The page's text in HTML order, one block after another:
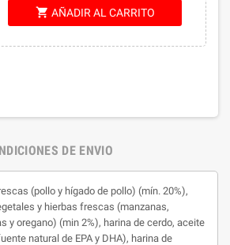
shopping_cart AÑADIR AL CARRITO
DE ENVIO
(pollo y hígado de pollo) (mín. 20%),
y hierbas frescas (manzanas,
y oregano) (min 2%), harina de cerdo, aceite
natural de EPA y DHA), harina de